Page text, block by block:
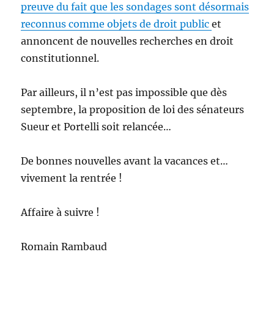
preuve du fait que les sondages sont désormais
reconnus comme objets de droit publicet
annoncent de nouvelles recherches en droit
constitutionnel.
Par ailleurs, il n’est pas impossible que dès
septembre, la proposition de loi des sénateurs
Sueur et Portelli soit relancée…
De bonnes nouvelles avant la vacances et…
vivement la rentrée !
Affaire à suivre !
Romain Rambaud